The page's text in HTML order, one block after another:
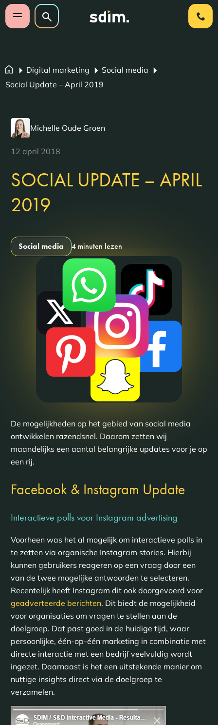
Navigatie overslaan
Open mobiel menu
Zoeken op website
Zoeken
Digital marketing
Social media
Social Update – April 2019
Michelle Oude Groen
12 april 2018
SOCIAL UPDATE – APRIL
2019
Social media 4 minuten lezen
De mogelijkheden op het gebied van social media
ontwikkelen razendsnel. Daarom zetten wij
maandelijks een aantal belangrijke updates voor je op
een rij.
Facebook & Instagram Update
Interactieve polls voor Instagram advertising
Voorheen was het al mogelijk om interactieve polls in
te zetten via organische Instagram stories. Hierbij
kunnen gebruikers reageren op een vraag door een
van de twee mogelijke antwoorden te selecteren.
Recentelijk heeft Instagram dit ook doorgevoerd voor
geadverteerde berichten. Dit biedt de mogelijkheid
voor organisaties om vragen te stellen aan de
doelgroep. Dat past goed in de huidige tijd, waar
persoonlijke, één-op-één marketing in combinatie met
directe interactie met een bedrijf veelvuldig wordt
ingezet. Daarnaast is het een uitstekende manier om
nuttige insights direct via de doelgroep te
verzamelen.